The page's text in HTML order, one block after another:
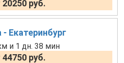
20250 руб.
Екатеринбург
и 1 дн. 38 мин
44750 руб.